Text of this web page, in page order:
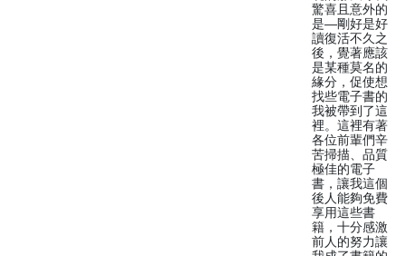
驚喜且意外的
是—剛好是好
讀復活不久之
後，覺著應該
是某種莫名的
緣分，促使想
找些電子書的
我被帶到了這
裡。這裡有著
各位前輩們辛
苦掃描、品質
極佳的電子
書，讓我這個
後人能夠免費
享用這些書
籍，十分感激
前人的努力讓